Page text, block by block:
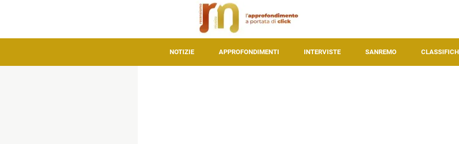
NOTIZIE APPROFONDIMENTI INTERVISTE SANREMO